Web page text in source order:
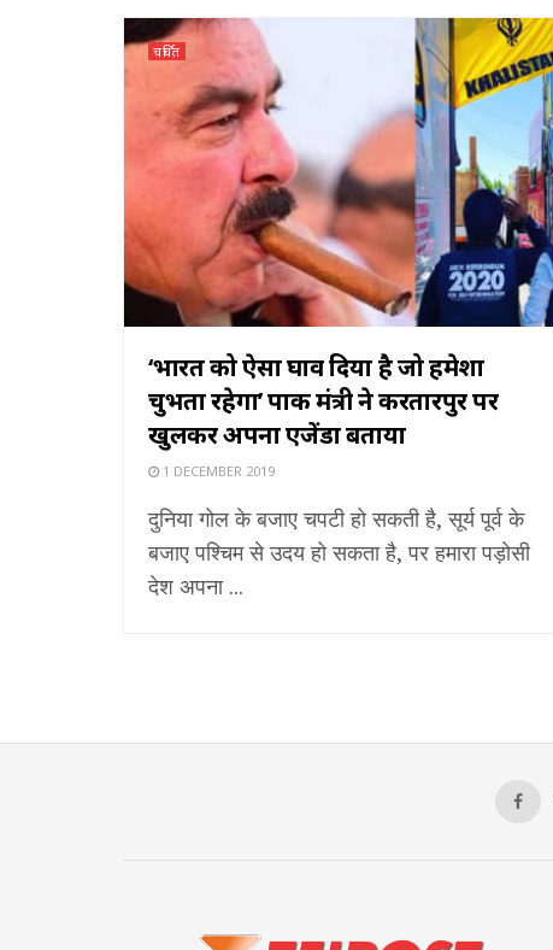
चर्चित
‘भारत को ऐसा घाव दिया है जो हमेशा
चुभता रहेगा’ पाक मंत्री ने करतारपुर पर
खुलकर अपना एजेंडा बताया
1 DECEMBER 2019
दुनिया गोल के बजाए चपटी हो सकती है, सूर्य पूर्व के
बजाए पश्चिम से उदय हो सकता है, पर हमारा पड़ोसी
देश अपना ...